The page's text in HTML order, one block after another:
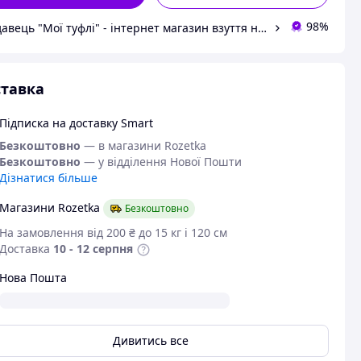
Продавець "Мої туфлі" - інтернет магазин взуття на всі випадки життя. 98%
на доставку Smart
— в магазини Rozetka
— у відділення Нової Пошти
більше
Rozetka
Безкоштовно
замовлення від 200 ₴ до 15 кг і 120 см
10 - 12 серпня
Пошта
Дивитись все